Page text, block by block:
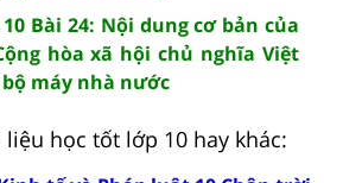
Bài 24: Nội dung cơ bản của
hòa xã hội chủ nghĩa Việt
bộ máy nhà nước
học tốt lớp 10 hay khác: